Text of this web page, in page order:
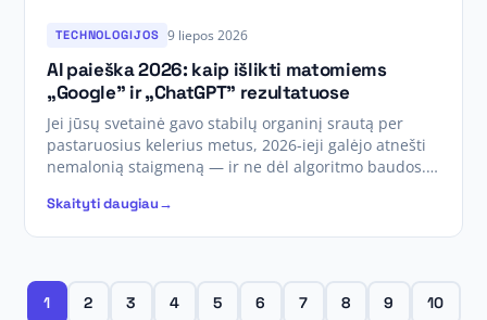
TECHNOLOGIJOS 9 liepos 2026
AI paieška 2026: kaip išlikti matomiems
„Google” ir „ChatGPT” rezultatuose
Jei jūsų svetainė gavo stabilų organinį srautą per
pastaruosius kelerius metus, 2026-ieji galėjo atnešti
nemalonią staigmeną — ir ne dėl algoritmo baudos.…
Skaityti daugiau
1 2 3 4 5 6 7 8 9 10